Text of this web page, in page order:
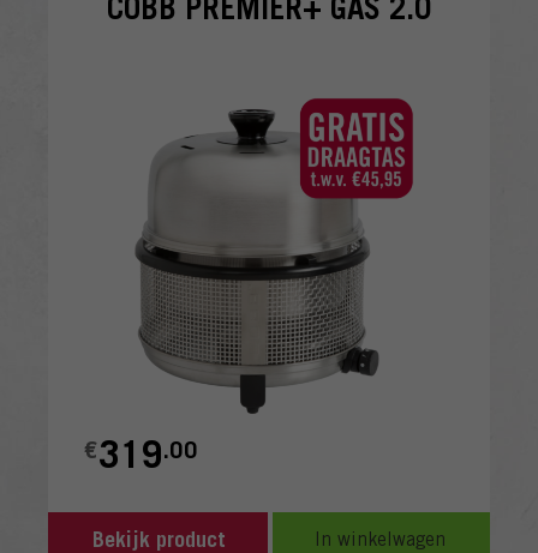
COBB PREMIER+ GAS 2.0
€319.00
Bekijk product In winkelwagen